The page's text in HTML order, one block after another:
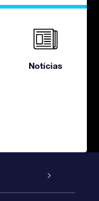
Notícias